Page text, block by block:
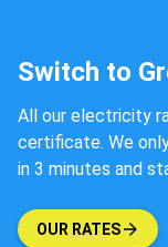
Switch to
All our electricity
certificate. We
in 3 minutes and
OUR RATES